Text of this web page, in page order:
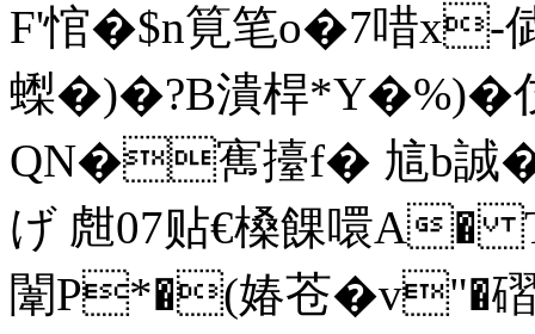
F'悺�$n筧笔o�7唶x-
蟍�)�?B潰桿*Y�%)�
QN�寯擡f� 訄b誠
げ 甝07 贴€槡餜噮
闈P*�(媋苍�v"�